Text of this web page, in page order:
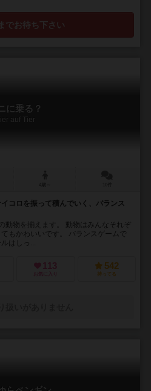
でお待ち下さい
に乗る？
auf Tier
コロを振って積んでいく、バランス
動物を揃えます。 動物はみんなそれぞ
もかわいいです。 バランスゲームで
はしっ...
113
お気に入り
542
持ってる